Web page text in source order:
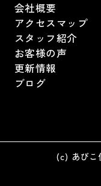
会社概要
アクセスマップ
スタッフ紹介
お客様の声
更新情報
ブログ
(c) あびこ